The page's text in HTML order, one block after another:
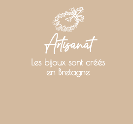
Artisanat
Les bijoux sont créés
en Bretagne